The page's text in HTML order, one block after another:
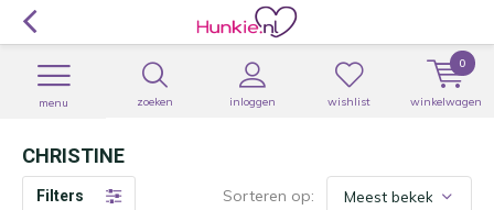
zoeken inloggen
menu wishlist winkelwagen
0
CHRISTINE
Filters Sorteren op: